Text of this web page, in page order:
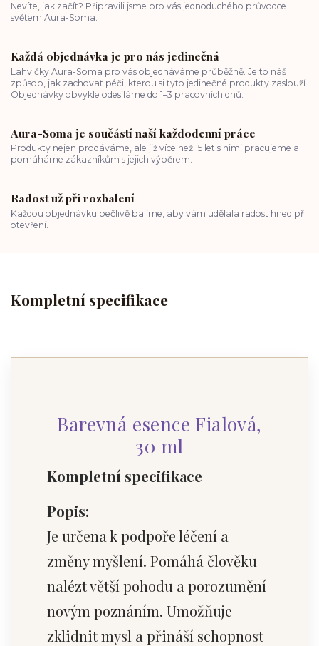
Nevíte, jak začít? Připravili jsme pro vás jednoduchého průvodce
světem Aura-Soma.
Každá objednávka je pro nás jedinečná
Lahvičky Aura-Soma pro vás objednáváme průběžně. Je to náš
způsob, jak zachovat péči, kterou si tyto jedinečné produkty zaslouží.
Objednávky obvykle odesíláme do 1–3 pracovních dnů.
Aura-Soma je součástí naší každodenní práce
Produkty nejen prodáváme, ale již více než 15 let s nimi pracujeme a
pomáháme zákazníkům s jejich výběrem.
Radost už při rozbalení
Každou objednávku pečlivě balíme, aby vám udělala radost hned při
otevření.
Kompletní specifikace
Barevná esence Fialová,
30 ml
Kompletní specifikace
Popis:
Je určena k podpoře léčení a
změny myšlení. Pomáhá člověku
nalézt větší pohodu a porozumění
novým poznáním. Umožňuje
zklidnit mysl a přináší schopnost